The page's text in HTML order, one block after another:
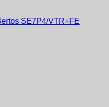
SE7P4/VTR+FE